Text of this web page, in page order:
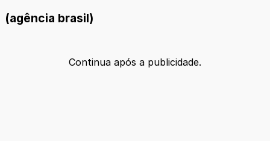
(agência brasil)
Continua após a publicidade.